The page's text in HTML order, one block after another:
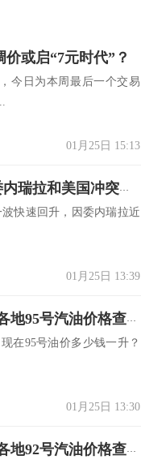
或启“7元时代”？
今日为本周最后一个交易
01月25日 15:13
原油交易提醒：油价迅速回升 因委内瑞拉和美国冲突加剧 OPEC欲加大减产力度
快速回升，因委内瑞拉近
01月25日 13:39
1.25油价调整最新消息：今日全国各地95号汽油价格查询一览
在95号油价多少钱一升？
01月25日 13:30
1.25油价调整最新消息：今日全国各地92号汽油价格查询一览